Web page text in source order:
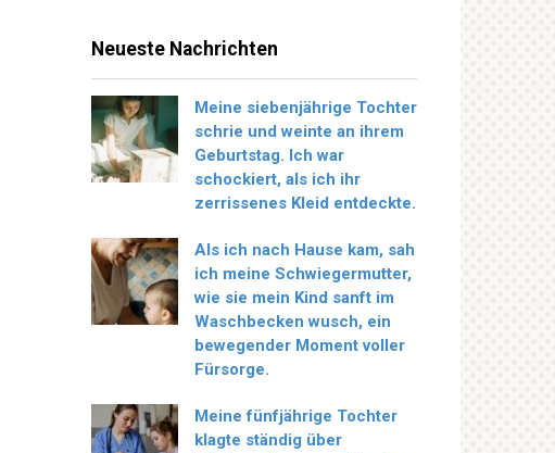
Neueste Nachrichten
Meine siebenjährige Tochter
schrie und weinte an ihrem
Geburtstag. Ich war
schockiert, als ich ihr
zerrissenes Kleid entdeckte.
Als ich nach Hause kam, sah
ich meine Schwiegermutter,
wie sie mein Kind sanft im
Waschbecken wusch, ein
bewegender Moment voller
Fürsorge.
Meine fünfjährige Tochter
klagte ständig über